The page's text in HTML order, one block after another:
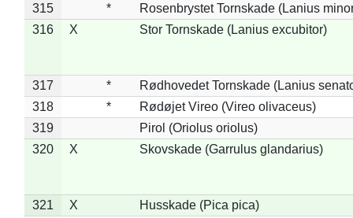
315
*
Rosenbrystet Tornskade (Lanius
316
X Stor Tornskade (Lanius excubitor)
317 *
Rødhovedet Tornskade (Lanius
318
*
Rødøjet Vireo (Vireo olivaceus)
319
Pirol (Oriolus oriolus)
320
X Skovskade (Garrulus glandarius)
321 X
Husskade (Pica pica)